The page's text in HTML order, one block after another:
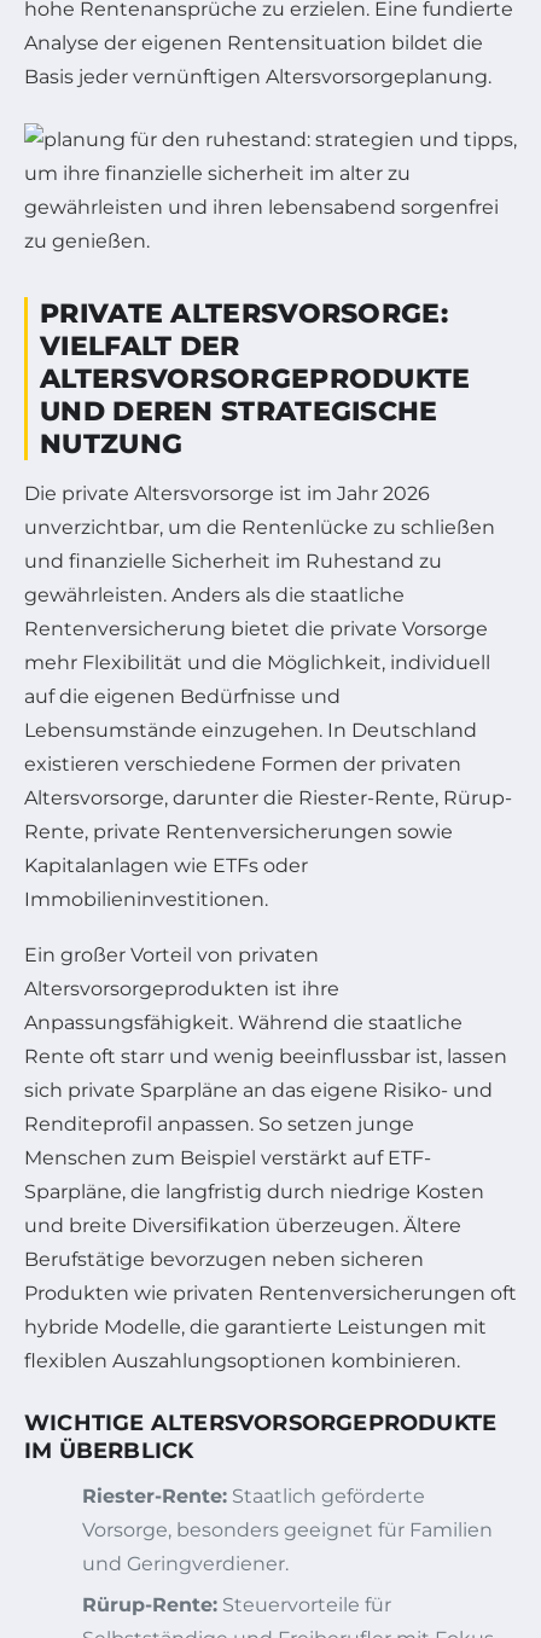
hohe Rentenansprüche zu erzielen. Eine fundierte
Analyse der eigenen Rentensituation bildet die
Basis jeder vernünftigen Altersvorsorgeplanung.
PRIVATE ALTERSVORSORGE:
VIELFALT DER
ALTERSVORSORGEPRODUKTE
UND DEREN STRATEGISCHE
NUTZUNG
Die private Altersvorsorge ist im Jahr 2026
unverzichtbar, um die Rentenlücke zu schließen
und finanzielle Sicherheit im Ruhestand zu
gewährleisten. Anders als die staatliche
Rentenversicherung bietet die private Vorsorge
mehr Flexibilität und die Möglichkeit, individuell
auf die eigenen Bedürfnisse und
Lebensumstände einzugehen. In Deutschland
existieren verschiedene Formen der privaten
Altersvorsorge, darunter die Riester-Rente, Rürup-
Rente, private Rentenversicherungen sowie
Kapitalanlagen wie ETFs oder
Immobilieninvestitionen.
Ein großer Vorteil von privaten
Altersvorsorgeprodukten ist ihre
Anpassungsfähigkeit. Während die staatliche
Rente oft starr und wenig beeinflussbar ist, lassen
sich private Sparpläne an das eigene Risiko- und
Renditeprofil anpassen. So setzen junge
Menschen zum Beispiel verstärkt auf ETF-
Sparpläne, die langfristig durch niedrige Kosten
und breite Diversifikation überzeugen. Ältere
Berufstätige bevorzugen neben sicheren
Produkten wie privaten Rentenversicherungen oft
hybride Modelle, die garantierte Leistungen mit
flexiblen Auszahlungsoptionen kombinieren.
WICHTIGE ALTERSVORSORGEPRODUKTE
IM ÜBERBLICK
Riester-Rente: Staatlich geförderte
Vorsorge, besonders geeignet für Familien
und Geringverdiener.
Rürup-Rente: Steuervorteile für